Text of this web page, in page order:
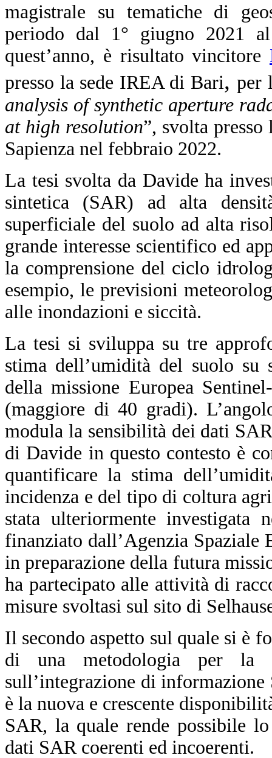
magistrale su tematiche di
periodo dal 1° giugno 2021
quest’anno, è risultato vincitore
presso la sede IREA di Bari,per
analysis of synthetic aperture
at high resolution”, svolta presso
Sapienza nel febbraio 2022.
La tesi svolta da Davide ha
sintetica (SAR) ad alta
superficiale del suolo ad alta
grande interesse scientifico ed
la comprensione del ciclo
esempio, le previsioni
alle inondazioni e siccità.
La tesi si sviluppa su tre
stima dell’umidità del suolo
della missione Europea
(maggiore di 40 gradi).
modula la sensibilità dei dati
di Davide in questo contesto è
quantificare la stima
incidenza e del tipo di coltura
stata ulteriormente investigata
finanziato dall’Agenzia Spaziale
in preparazione della futura
ha partecipato alle attività di
misure svoltasi sul sito di
Il secondo aspetto sul quale si è
di una metodologia per la
sull’integrazione di
è la nuova e crescente
SAR, la quale rende possibile
dati SAR coerenti ed incoerenti.